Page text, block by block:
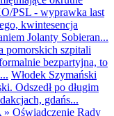
PSL - wyprawka last
kwintesencja
Jolanty Sobieran...
pomorskich szpitali
bezpartyjna, to
Włodek Szymański
Odszedł po długim
gdańs...
» Oświadczenie Rady